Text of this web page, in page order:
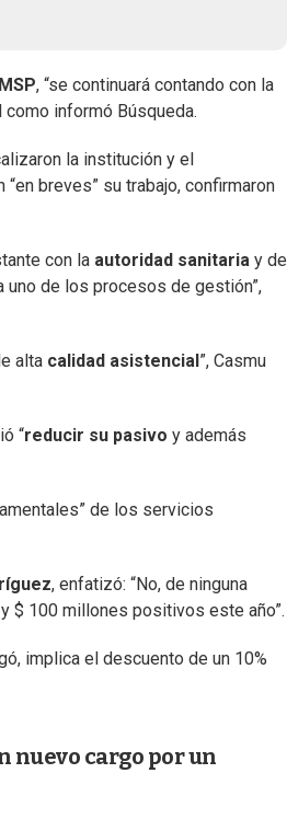
MSP, “se continuará contando con la
informó Búsqueda.
la institución y el
breves” su trabajo, confirmaron
con la autoridad sanitaria y de
uno de los procesos de gestión”,
alta calidad asistencial ”, Casmu
“reducir su pasivo y además
de los servicios
, enfatizó: “No, de ninguna
$ 100 millones positivos este año”.
implica el descuento de un 10%
nuevo cargo por un